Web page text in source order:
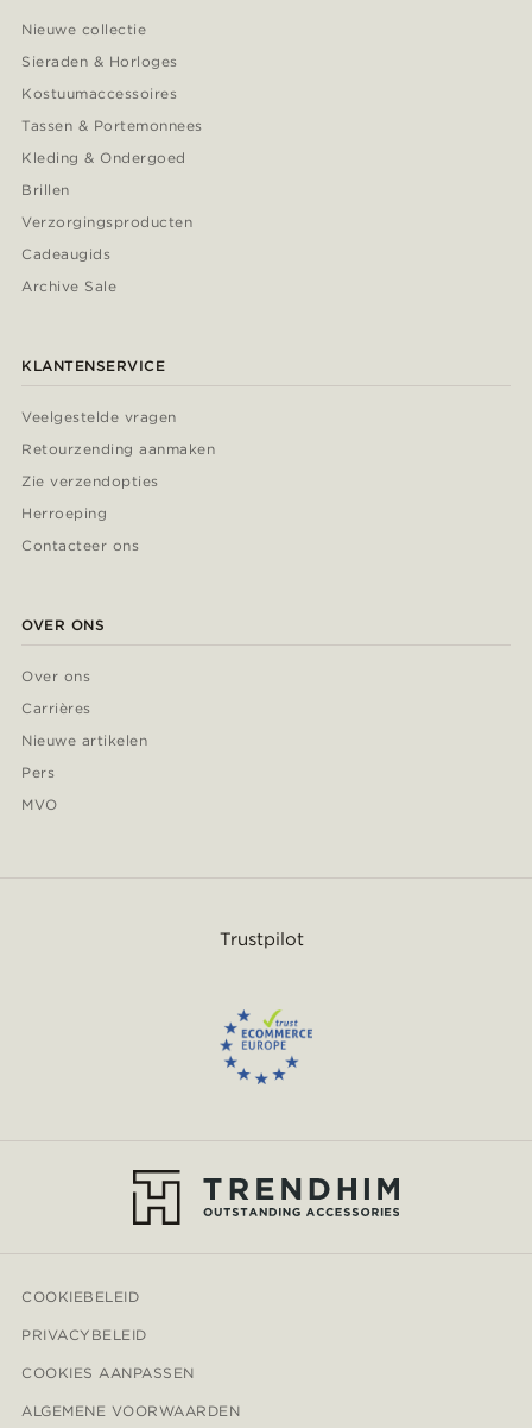
Nieuwe collectie
Sieraden & Horloges
Kostuumaccessoires
Tassen & Portemonnees
Kleding & Ondergoed
Brillen
Verzorgingsproducten
Cadeaugids
Archive Sale
KLANTENSERVICE
Veelgestelde vragen
Retourzending aanmaken
Zie verzendopties
Herroeping
Contacteer ons
OVER ONS
Over ons
Carrières
Nieuwe artikelen
Pers
MVO
Trustpilot
COOKIEBELEID
PRIVACYBELEID
COOKIES AANPASSEN
ALGEMENE VOORWAARDEN